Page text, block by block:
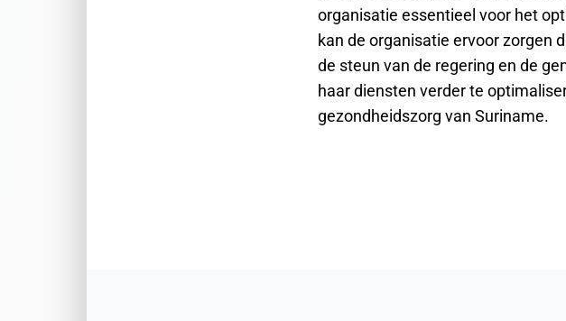
organisatie essentieel voor het
kan de organisatie ervoor zorgen
de steun van de regering en de
haar diensten verder te
gezondheidszorg van Suriname.